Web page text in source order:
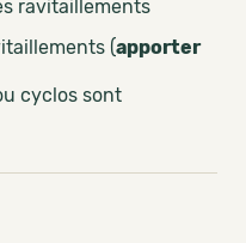
ravitaillements
(apporter
cyclos sont